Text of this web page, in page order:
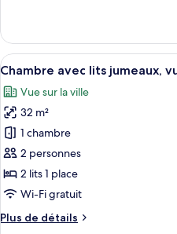
le
type
de
Chambre,
vue
ville
Afficher
toutes
les
photos
pour
ce
type
de
chambre :
Chambre
4
Chambre avec lits jumeaux,
Vue sur la ville
32 m²
1 chambre
2 personnes
2 lits 1 place
Wi-Fi gratuit
Plus de détails
Plus